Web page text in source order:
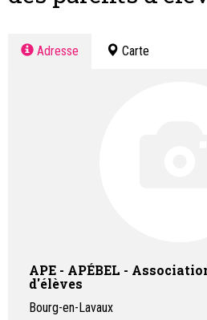
Adresse Carte
APE - APÉBEL -
d'élèves
Bourg-en-Lavaux